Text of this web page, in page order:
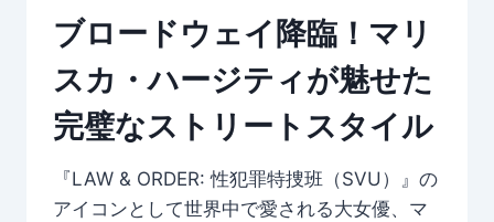
ブロードウェイ降臨！マリ
スカ・ハージティが魅せた
完璧なストリートスタイル
『LAW & ORDER: 性犯罪特捜班（SVU）』の
アイコンとして世界中で愛される大女優、マ